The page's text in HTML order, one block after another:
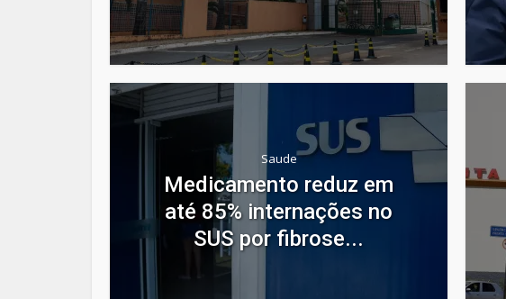
Saude
Medicamento reduz em
até 85% internações no
SUS por fibrose...